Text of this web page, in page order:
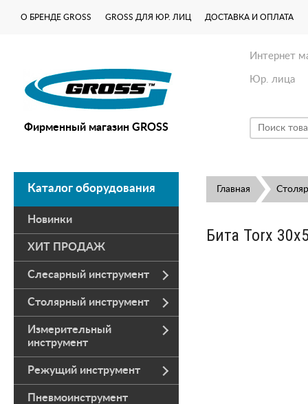
О БРЕНДЕ GROSS GROSS ДЛЯ ЮР. ЛИЦ ДОСТАВКА И ОПЛАТА
Фирменный магазин GROSS
Интернет
Юр. лица
Каталог оборудования
Новинки
ХИТ ПРОДАЖ
Слесарный инструмент
Столярный инструмент
Измерительный
инструмент
Режущий инструмент
Пневмоинструмент
Главная
Бита Torx